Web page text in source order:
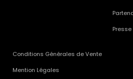
Presse
Conditions Générales de Vente
Mention Légales